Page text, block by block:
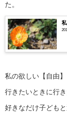
た。
私の欲しい【自由
行きたいときに行
好きなだけ子ども